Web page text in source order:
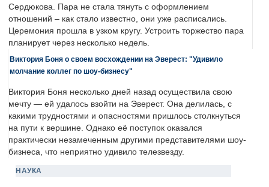
Сердюкова. Пара не стала тянуть с оформлением
отношений – как стало известно, они уже расписались.
Церемония прошла в узком кругу. Устроить торжество пара
планирует через несколько недель.
Виктория Боня о своем восхождении на Эверест: "Удивило
молчание коллег по шоу-бизнесу"
Виктория Боня несколько дней назад осуществила свою
мечту — ей удалось взойти на Эверест. Она делилась, с
какими трудностями и опасностями пришлось столкнуться
на пути к вершине. Однако её поступок оказался
практически незамеченным другими представителями шоу-
бизнеса, что неприятно удивило телезвезду.
НАУКА